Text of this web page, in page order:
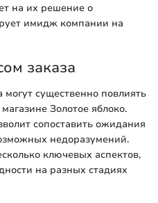
на их решение о
имидж компании на
заказа
могут существенно повлиять
Золотое яблоко.
сопоставить ожидания
недоразумений.
ключевых аспектов,
на разных стадиях